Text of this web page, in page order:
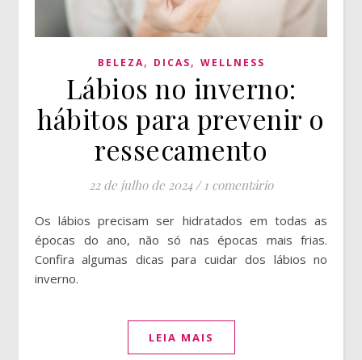
BELEZA, DICAS, WELLNESS
Lábios no inverno:
hábitos para prevenir o
ressecamento
22 de julho de 2024 / 1 comentário
Os lábios precisam ser hidratados em todas as
épocas do ano, não só nas épocas mais frias.
Confira algumas dicas para cuidar dos lábios no
inverno.
LEIA MAIS